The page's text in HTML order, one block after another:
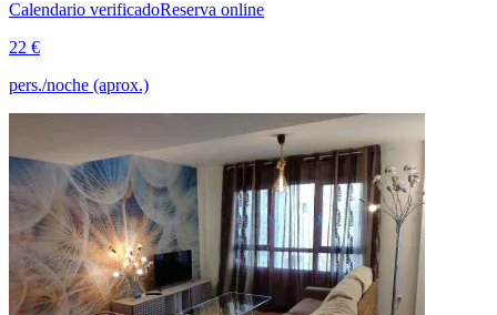
Calendario verificadoReserva online
22 €
pers./noche (aprox.)